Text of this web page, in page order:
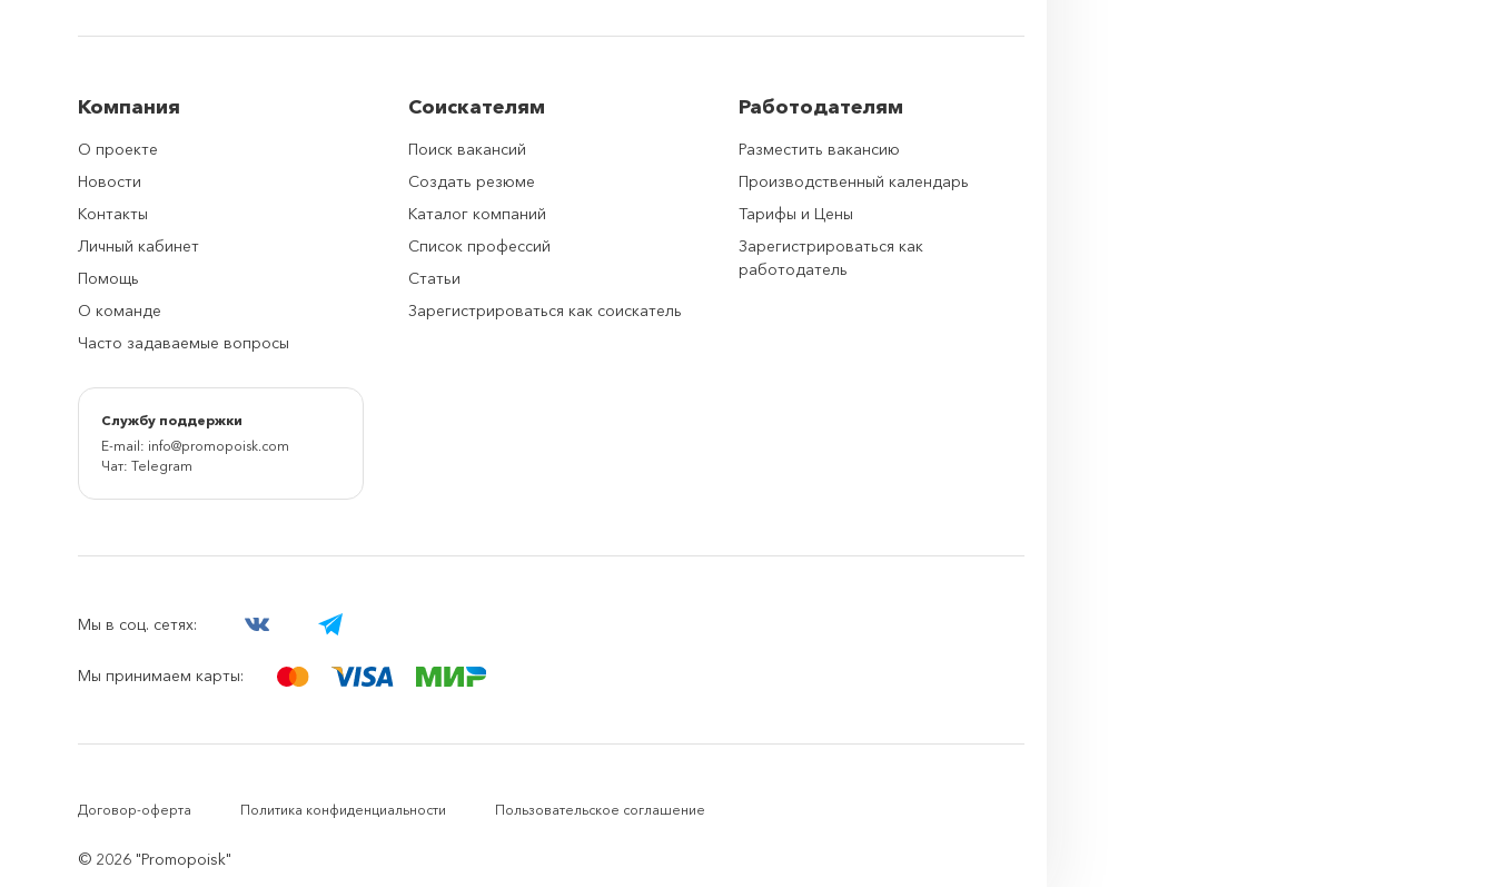
Компания
О проекте
Новости
Контакты
Личный кабинет
Помощь
О команде
Часто задаваемые вопросы
Cлужбу поддержки
E-mail: info@promopoisk.com
Чат: Telegram
Соискателям
Поиск вакансий
Создать резюме
Каталог компаний
Список профессий
Статьи
Зарегистрироваться как соискатель
Работодателям
Разместить вакансию
Производственный календарь
Тарифы и Цены
Зарегистрироваться как
работодатель
Мы в соц. сетях:
Мы принимаем карты:
Договор-оферта Политика конфиденциальности Пользовательское соглашение
© 2026 "Promopoisk"